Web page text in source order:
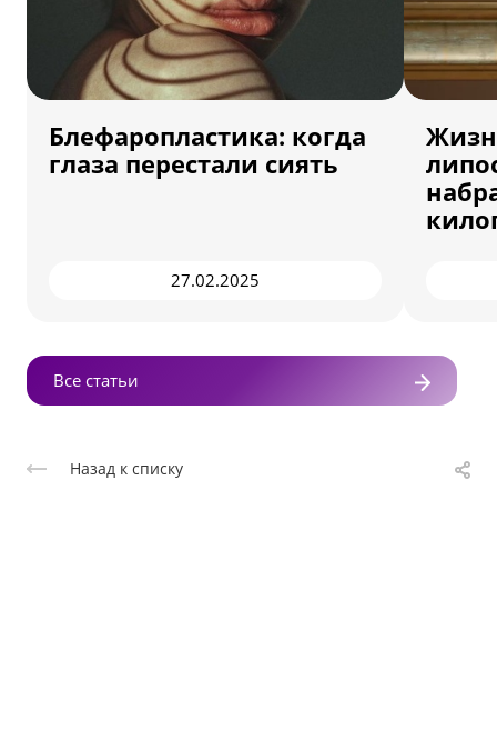
Блефаропластика: когда
глаза перестали сиять
27.02.2025
Все статьи
Назад к списку